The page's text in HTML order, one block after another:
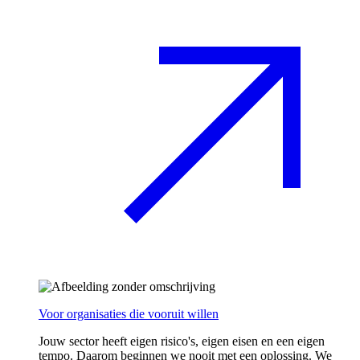
Voor organisaties die vooruit willen
Jouw sector heeft eigen risico's, eigen eisen en een eigen
tempo. Daarom beginnen we nooit met een oplossing. We